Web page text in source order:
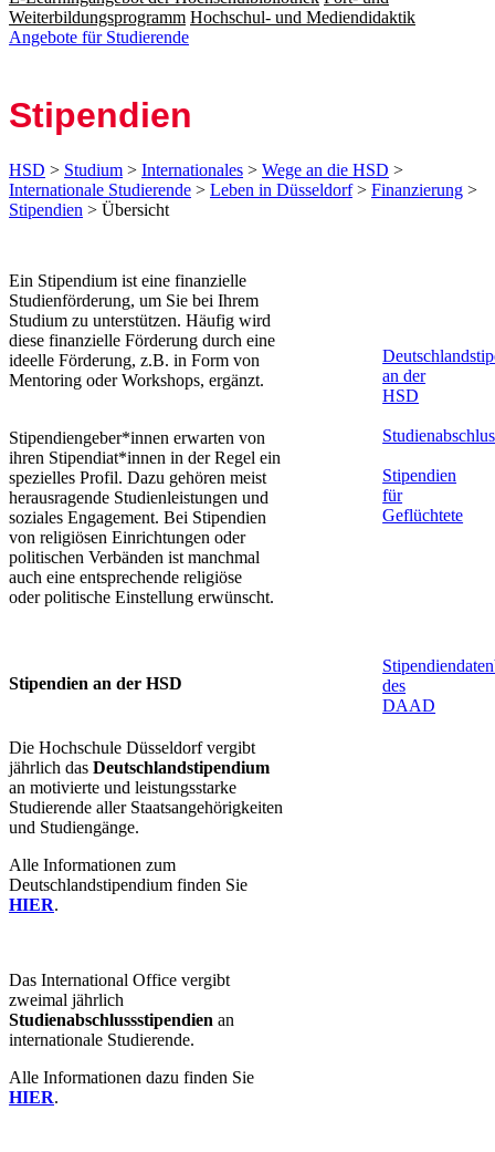
Weiterbildungsprogramm Hochschul- und Mediendidaktik
Angebote für Studierende
Stipendien
HSD > Studium > Internationales > Wege an die HSD >
Internationale Studierende > Leben in Düsseldorf> Finanzierung >
Stipendien > Übersicht
​​​​​Ein Stipendium ist eine finanzielle
Studienförderung, um Sie bei Ihrem
Studium zu unterstützen. Häufig wird
diese finanzielle Förderung durch eine
ideelle Förderung, z.B. in Form von
Mentoring oder Workshops, ergänzt.
Stipendiengeber*innen erwarten von
ihren Stipendiat*innen in der Regel ein
spezielles Profil. Dazu gehören meist
herausragende Studienleistungen und
soziales Engagement. Bei Stipendien
von religiösen Einrichtungen oder
politischen Verbänden ist manchmal
auch eine entsprechende religiöse
oder politische Einstellung erwünscht.
Stipendien an der HSD
Die Hochschule Düsseldorf vergibt
jährlich das Deutschlandstipendium
an motivierte und leistungsstarke
Studierende aller Staatsangehörigkeiten
und Studiengänge.​
Alle Informationen zum
Deutschlandstipendium finden Sie
HIER.
Das International Office vergibt
zweimal jährlich
Studienabschlussstipendien an
internationale Studierende.​
Alle Informationen dazu finden Sie
HIER.
an der
HSD
Stipendien
für
Geflüchtete
des
DAAD